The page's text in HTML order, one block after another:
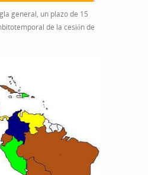
general, un plazo de 15
de la cesión de